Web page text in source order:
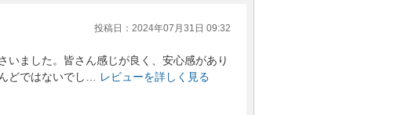
投稿日：2024年07月31日 09:32
ました。皆さん感じが良く、安心感があり
どではないでし…
レビューを詳しく見る